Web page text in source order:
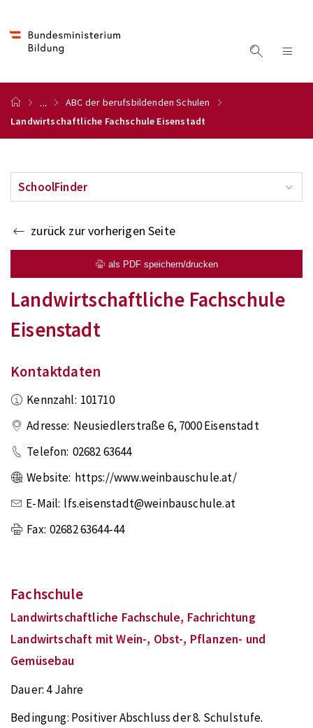
...
ABC der berufsbildenden Schulen
Landwirtschaftliche Fachschule Eisenstadt
SchoolFinder
zurück zur vorherigen Seite
als PDF speichern/drucken
Landwirtschaftliche Fachschule
Eisenstadt
Kontaktdaten
Kennzahl: 101710
Adresse: Neusiedlerstraße 6, 7000Eisenstadt
Telefon: 02682 63644
Website: https://www.weinbauschule.at/
E-Mail: lfs.eisenstadt@weinbauschule.at
Fax: 02682 63644-44
Fachschule
Landwirtschaftliche Fachschule, Fachrichtung
Landwirtschaft mit Wein-, Obst-, Pflanzen- und
Gemüsebau
Dauer: 4 Jahre
Bedingung: Positiver Abschluss der 8. Schulstufe.